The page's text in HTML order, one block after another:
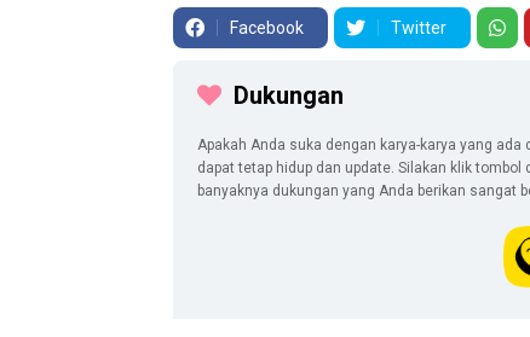
Facebook Twitter
Dukungan
Apakah Anda suka dengan karya-karya yang
dapat tetap hidup dan update. Silakan klik
banyaknya dukungan yang Anda berikan sangat